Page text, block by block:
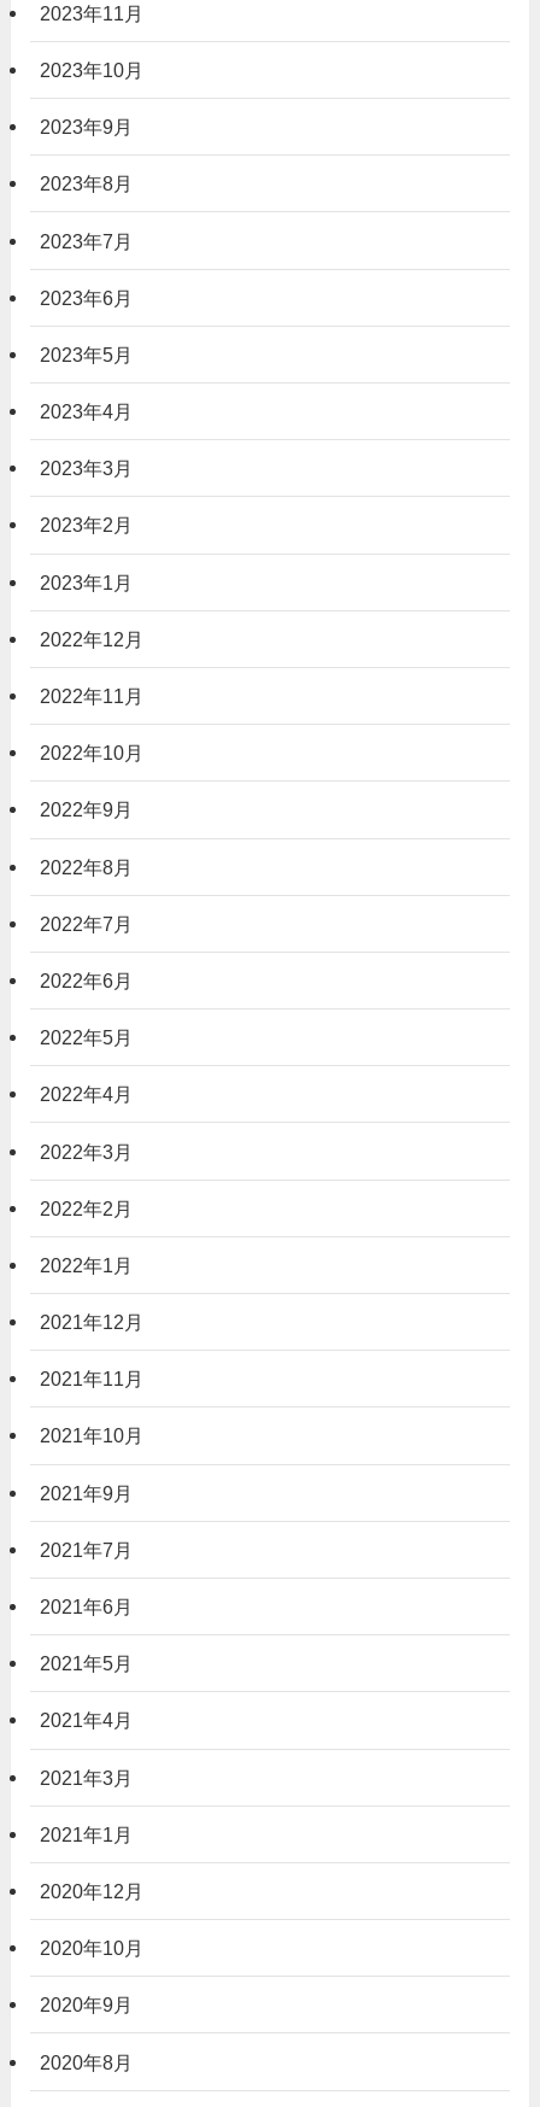
2023年11月
2023年10月
2023年9月
2023年8月
2023年7月
2023年6月
2023年5月
2023年4月
2023年3月
2023年2月
2023年1月
2022年12月
2022年11月
2022年10月
2022年9月
2022年8月
2022年7月
2022年6月
2022年5月
2022年4月
2022年3月
2022年2月
2022年1月
2021年12月
2021年11月
2021年10月
2021年9月
2021年7月
2021年6月
2021年5月
2021年4月
2021年3月
2021年1月
2020年12月
2020年10月
2020年9月
2020年8月